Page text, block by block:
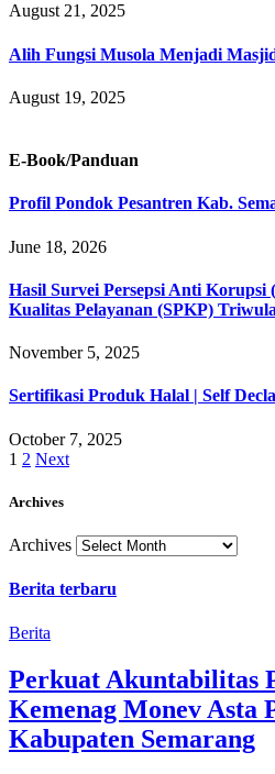
August 21, 2025
Alih Fungsi Musola Menjadi
August 19, 2025
E-Book/Panduan
Profil Pondok Pesantren Kab.
June 18, 2026
Hasil Survei Persepsi Anti Korupsi
Kualitas Pelayanan (SPKP)
November 5, 2025
Sertifikasi Produk Halal | Self
October 7, 2025
1 2 Next
Archives
Archives
Berita terbaru
Berita
Perkuat Akuntabilitas
Kemenag Monev Asta
Kabupaten Semarang